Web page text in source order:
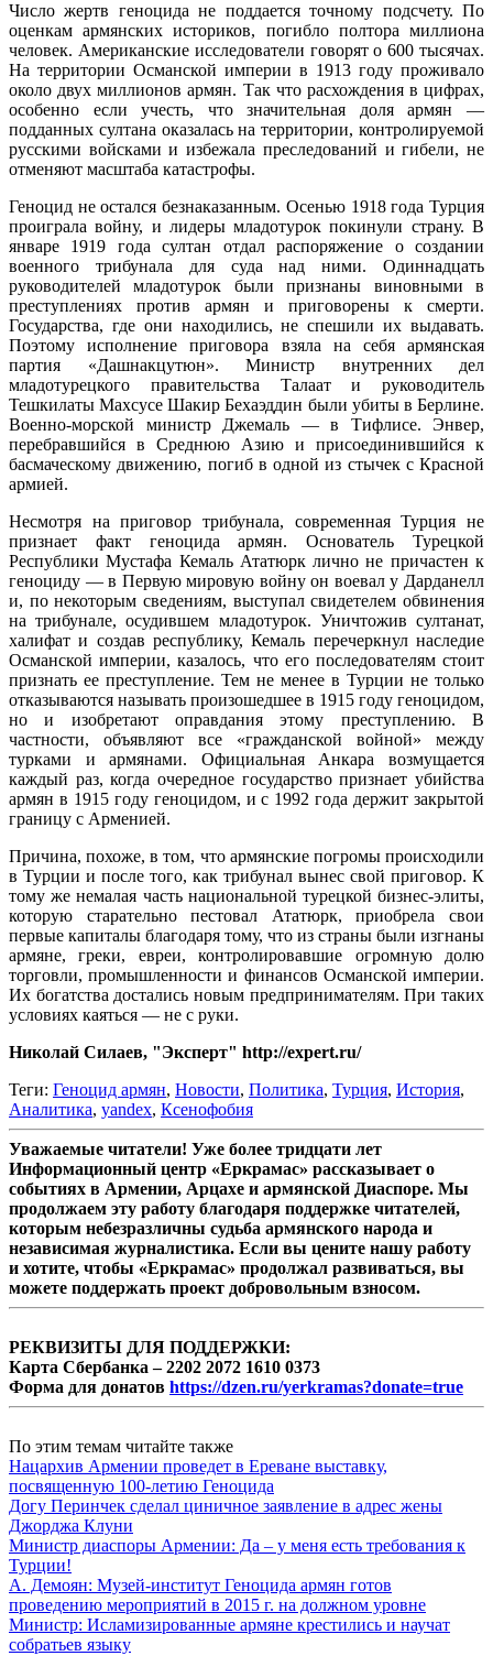
Число жертв геноцида не поддается точному подсчету. По
оценкам армянских историков, погибло полтора миллиона
человек. Американские исследователи говорят о 600 тысячах.
На территории Османской империи в 1913 году проживало
около двух миллионов армян. Так что расхождения в цифрах,
особенно если учесть, что значительная доля армян —
подданных султана оказалась на территории, контролируемой
русскими войсками и избежала преследований и гибели, не
отменяют масштаба катастрофы.
Геноцид не остался безнаказанным. Осенью 1918 года Турция
проиграла войну, и лидеры младотурок покинули страну. В
январе 1919 года султан отдал распоряжение о создании
военного трибунала для суда над ними. Одиннадцать
руководителей младотурок были признаны виновными в
преступлениях против армян и приговорены к смерти.
Государства, где они находились, не спешили их выдавать.
Поэтому исполнение приговора взяла на себя армянская
партия «Дашнакцутюн». Министр внутренних дел
младотурецкого правительства Талаат и руководитель
Тешкилаты Махсусе Шакир Бехаэддин были убиты в Берлине.
Военно-морской министр Джемаль — в Тифлисе. Энвер,
перебравшийся в Среднюю Азию и присоединившийся к
басмаческому движению, погиб в одной из стычек с Красной
армией.
Несмотря на приговор трибунала, современная Турция не
признает факт геноцида армян. Основатель Турецкой
Республики Мустафа Кемаль Ататюрк лично не причастен к
геноциду — в Первую мировую войну он воевал у Дарданелл
и, по некоторым сведениям, выступал свидетелем обвинения
на трибунале, осудившем младотурок. Уничтожив султанат,
халифат и создав республику, Кемаль перечеркнул наследие
Османской империи, казалось, что его последователям стоит
признать ее преступление. Тем не менее в Турции не только
отказываются называть произошедшее в 1915 году геноцидом,
но и изобретают оправдания этому преступлению. В
частности, объявляют все «гражданской войной» между
турками и армянами. Официальная Анкара возмущается
каждый раз, когда очередное государство признает убийства
армян в 1915 году геноцидом, и с 1992 года держит закрытой
границу с Арменией.
Причина, похоже, в том, что армянские погромы происходили
в Турции и после того, как трибунал вынес свой приговор. К
тому же немалая часть национальной турецкой бизнес-элиты,
которую старательно пестовал Ататюрк, приобрела свои
первые капиталы благодаря тому, что из страны были изгнаны
армяне, греки, евреи, контролировавшие огромную долю
торговли, промышленности и финансов Османской империи.
Их богатства достались новым предпринимателям. При таких
условиях каяться — не с руки.
Николай Силаев, "Эксперт" http://expert.ru/
Теги: Геноцид армян, Новости, Политика, Турция, История,
Аналитика, yandex, Ксенофобия
Уважаемые читатели! Уже более тридцати лет
Информационный центр «Еркрамас» рассказывает о
событиях в Армении, Арцахе и армянской Диаспоре. Мы
продолжаем эту работу благодаря поддержке читателей,
которым небезразличны судьба армянского народа и
независимая журналистика. Если вы цените нашу работу
и хотите, чтобы «Еркрамас» продолжал развиваться, вы
можете поддержать проект добровольным взносом.
РЕКВИЗИТЫ ДЛЯ ПОДДЕРЖКИ:
Карта Сбербанка – 2202 2072 1610 0373
Форма для донатов https://dzen.ru/yerkramas?donate=true
По этим темам читайте также
Нацархив Армении проведет в Ереване выставку,
посвященную 100-летию Геноцида
Догу Перинчек сделал циничное заявление в адрес жены
Джорджа Клуни
Министр диаспоры Армении: Да – у меня есть требования к
Турции!
А. Демоян: Музей-институт Геноцида армян готов
проведению мероприятий в 2015 г. на должном уровне
Министр: Исламизированные армяне крестились и научат
собратьев языку